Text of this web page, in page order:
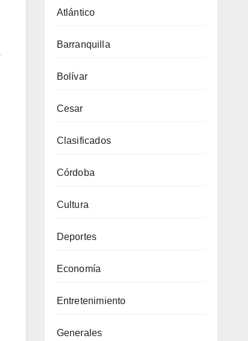
Atlántico
Barranquilla
Bolívar
Cesar
Clasificados
Córdoba
Cultura
Deportes
Economía
Entretenimiento
Generales